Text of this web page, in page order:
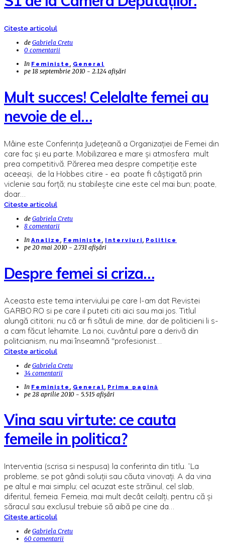
Citește articolul
de Gabriela Cretu
0 comentarii
In Feministe , General
pe 18 septembrie 2010 - 2.124 afișări
Mult succes! Celelalte femei au
nevoie de el…
Mâine este Conferinţa Judeţeană a Organizaţiei de Femei din
care fac şi eu parte. Mobilizarea e mare şi atmosfera mult
prea competitivă. Părerea mea despre competiţie este
aceeaşi, de la Hobbes citire - ea poate fi câştigată prin
viclenie sau forţă; nu stabileşte cine este cel mai bun; poate,
doar…
Citește articolul
de Gabriela Cretu
8 comentarii
In Analize , Feministe , Interviuri , Politice
pe 20 mai 2010 - 2.731 afișări
Despre femei si criza…
Aceasta este tema interviului pe care l-am dat Revistei
GARBO.RO si pe care il puteti citi aici sau mai jos. Titlul
alungă cititorii; nu că ar fi sătuli de mine, dar de politicieni li s-
a cam făcut lehamite. La noi, cuvântul pare a derivă din
politcianism, nu mai înseamnă "profesionist…
Citește articolul
de Gabriela Cretu
34 comentarii
In Feministe , General , Prima pagină
pe 28 aprilie 2010 - 5.515 afișări
Vina sau virtute: ce cauta
femeile in politica?
Interventia (scrisa si nespusa) la conferinta din titlu. “La
probleme, se pot gândi soluţii sau căuta vinovaţi. A da vina
pe altul e mai simplu; cel acuzat este străinul, cel slab,
diferitul, femeia. Femeia, mai mult decât ceilalţi, pentru că şi
săracul sau exclusul trebuie să aibă pe cine da…
Citește articolul
de Gabriela Cretu
60 comentarii